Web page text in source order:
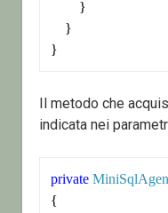
}
Il metodo che
indicata nei
private
{